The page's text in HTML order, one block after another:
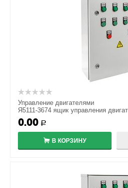
Управление двигателями
Я5111-3674 ящик управления
0.00 Р
В КОРЗИНУ